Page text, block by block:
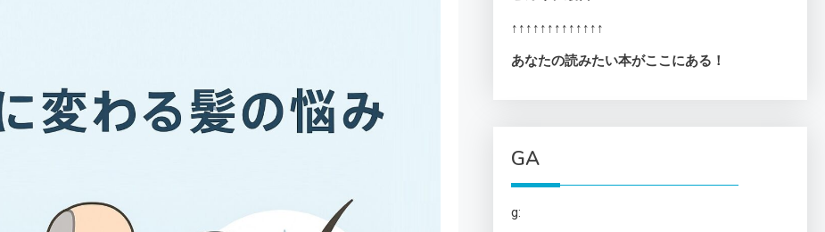
↑↑↑↑↑↑↑↑↑↑↑↑↑
あなたの読みたい本がここにある！
GA
g: